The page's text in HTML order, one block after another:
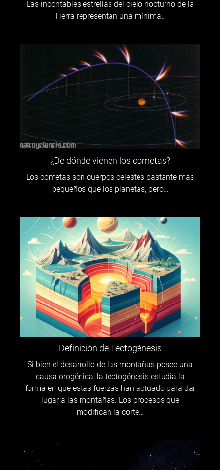
Las incontables estrellas del cielo nocturno de la
Tierra representan una mínima…
¿De dónde vienen los cometas?
Los cometas son cuerpos celestes bastante más
pequeños que los planetas, pero…
Definición de Tectogénesis
Si bien el desarrollo de las montañas posee una
causa orogénica, la tectogénesis estudia la
forma en que estas fuerzas han actuado para dar
lugar a las montañas. Los procesos que
modifican la corte…